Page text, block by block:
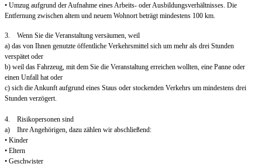
• Umzug aufgrund der Aufnahme eines Arbeits- oder Ausbildungsverhältnisses. Die
Entfernung zwischen altem und neuem Wohnort beträgt mindestens 100 km.
3. Wenn Sie die Veranstaltung versäumen, weil
a) das von Ihnen genutzte öffentliche Verkehrsmittel sich um mehr als drei Stunden
verspätet oder
b) weil das Fahrzeug, mit dem Sie die Veranstaltung erreichen wollten, eine Panne oder
einen Unfall hat oder
c) sich die Ankunft aufgrund eines Staus oder stockenden Verkehrs um mindestens drei
Stunden verzögert.
4. Risikopersonen sind
a) Ihre Angehörigen, dazu zählen wir abschließend:
• Kinder
• Eltern
• Geschwister